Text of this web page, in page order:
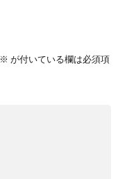
※ が付いている欄は必須項